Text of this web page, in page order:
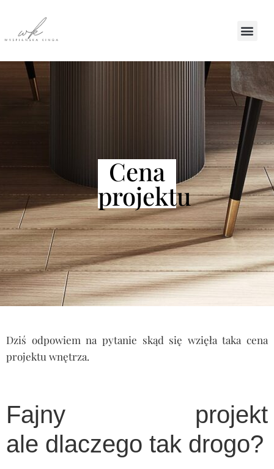
Cena
projektu
Dziś odpowiem na pytanie skąd się wzięła taka cena
projektu wnętrza.
Fajny projekt
ale dlaczego tak drogo?